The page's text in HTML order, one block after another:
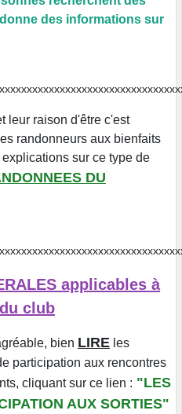
des informations sur
leur raison d'être c'est
randonneurs aux bienfaits
sur ce type de
DU
applicables à
club
bien LIRE les
participation aux rencontres
cliquant sur ce lien : "LES
AUX SORTIES"